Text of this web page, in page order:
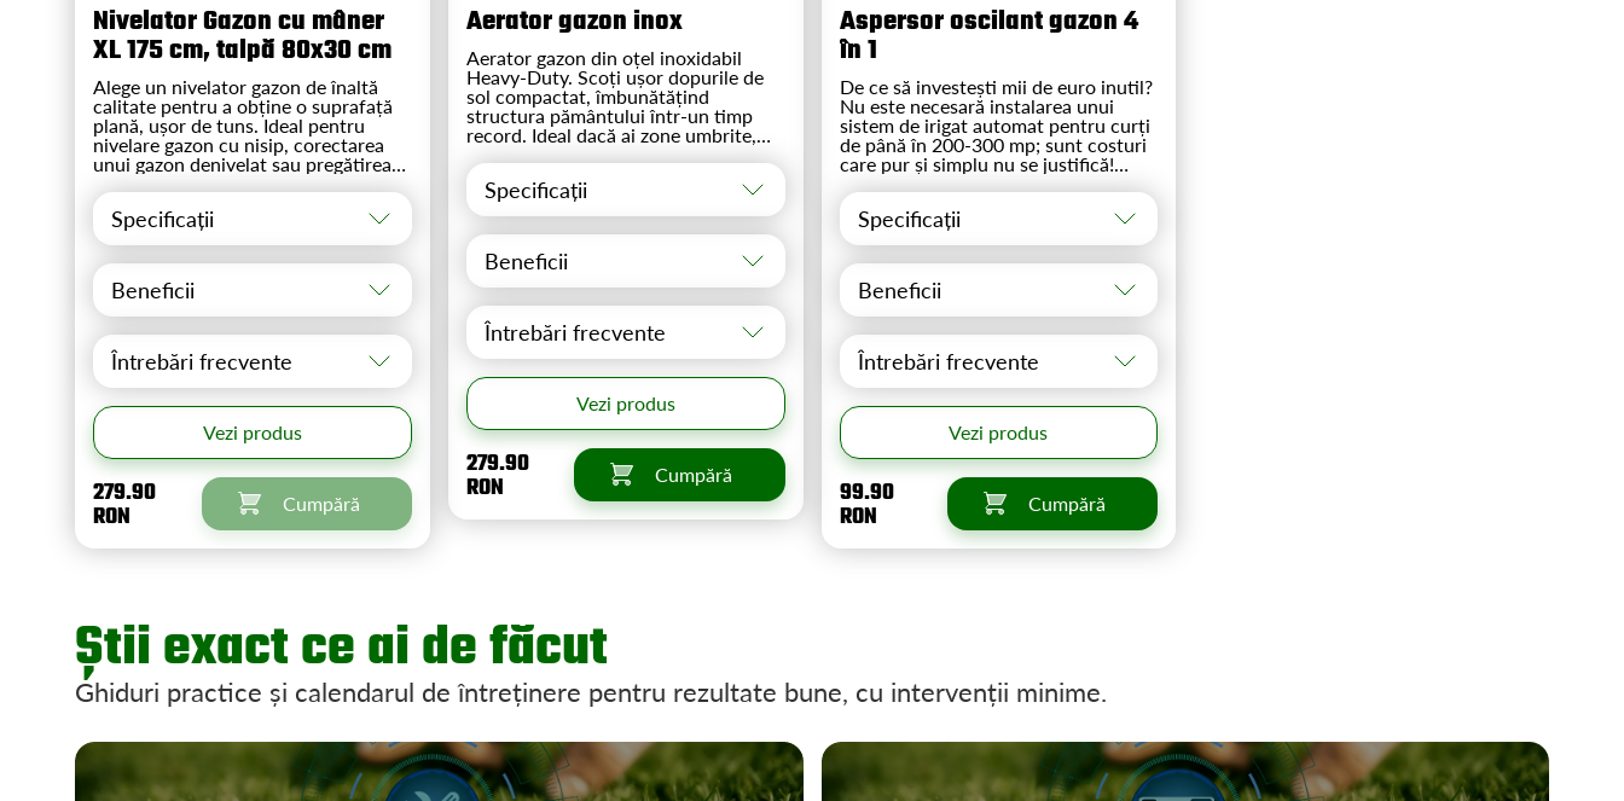
Nivelator Gazon cu mâner
XL 175 cm, talpă 80x30 cm
Alege un nivelator gazon de înaltă
calitate pentru a obține o suprafață
plană, ușor de tuns. Ideal pentru
nivelare gazon cu nisip, corectarea
unui gazon denivelat sau pregătirea
facilitează o împrăștiere de nisip pe
gazon uniformă, fiind esențial pentru
orice proiect de nivelare gazon
existent.
Specificații
Beneficii
Întrebări frecvente
Vezi produs
279.90
RON Cumpără
Aerator gazon inox
Aerator gazon din oțel inoxidabil
Heavy-Duty. Scoți ușor dopurile de
sol compactat, îmbunătățind
structura pământului într-un timp
record. Ideal dacă ai zone umbrite,
picior.
Specificații
Beneficii
Întrebări frecvente
Vezi produs
279.90
RON Cumpără
Aspersor oscilant gazon 4
în 1
De ce să investești mii de euro inutil?
Nu este necesară instalarea unui
sistem de irigat automat pentru curți
de până în 200-300 mp; sunt costuri
care pur și simplu nu se justifică!
abundente sunt suficiente.
Specificații
Beneficii
Întrebări frecvente
Vezi produs
99.90
RON Cumpără
Știi exact ce ai de făcut
Ghiduri practice și calendarul de întreținere pentru rezultate bune, cu intervenții minime.